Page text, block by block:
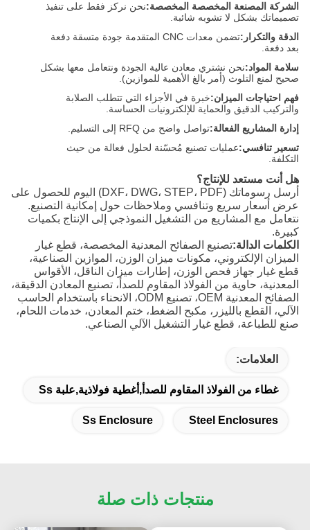
الشركة المصنعة المخصصة المخصصة:نحن نركز فقط على تنفيذ
تصميماتك بشكل لا تشوبه شائبة.
الدقة والتكرار:
تضمن معدات CNC المتقدمة جودة متسقة دفعة
بعد دفعة.
سلامة المواد:نحن نشتري معادن عالية الجودة ونتعامل معها بشكل
صحيح لمنع التلوث (أمر بالغ الأهمية للموازين).
فهم احتياجات الميزان:خبرة في الأجزاء التي تتطلب الصلابة
والتركيب الدقيق والحماية للإلكترونيات الحساسة.
إدارة المشاريع الفعالة:تواصل واضح من RFQ إلى التسليم.
تسعير تنافسي:عمليات تصنيع مُحسّنة لحلول فعالة من حيث
التكلفة.
هل أنت مستعد للإنتاج؟
أرسل رسوماتك (DXF، DWG، STEP، PDF) اليوم للحصول على
عرض أسعار سريع وتنافسي وملاحظات حول إمكانية التصنيع.
نتعامل مع المشاريع من التشغيل النموذجي إلى الإنتاج بكميات
كبيرة.
الكلمات الدالة:تصنيع الصفائح المعدنية المخصصة، قطع غيار
الميزان الإلكتروني، مكونات ميزان الوزن، الموازين الصناعية،
قطع غيار جهاز فحص الوزن، إطارات ميزان الناقل، الأقواس
المعدنية، حاوية من الفولاذ المقاوم للصدأ، تصنيع المعادن الدقيقة،
الصفائح المعدنية OEM، تصنيع ODM، الانحناء باستخدام الحاسب
الآلي، القطع بالليزر، مكبح الضغط، ختم المعادن، خدمات اللحام،
صنع للطباعة، قطع غيار التشغيل الآلي الصناعي.
العلامات:
غطاء من الفولاذ المقاوم للصدأ,أغطية فولاذية,علبة Ss
Steel Enclosures
Ss Enclosure
منتجات ذات صلة